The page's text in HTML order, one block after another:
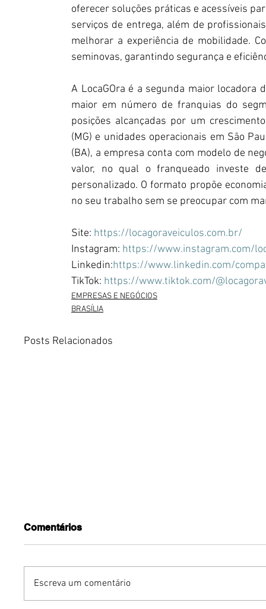
oferecer soluções práticas e acessíveis
serviços de entrega, além de
melhorar a experiência de mobilidade.
seminovas, garantindo segurança e
A LocaGOra é a segunda maior
maior em número de franquias do
posições alcançadas por um
(MG) e unidades operacionais em São
(BA), a empresa conta com modelo de
valor, no qual o franqueado investe
personalizado. O formato propõe
no seu trabalho sem se preocupar com
Site: https://locagoraveiculos.com.br/
Instagram: https://www.instagram.com/
Linkedin:https://www.linkedin.com/
TikTok: https://www.tiktok.com/
EMPRESAS E NEGÓCIOS
BRASÍLIA
Posts Relacionados
Comentários
Escreva um comentário